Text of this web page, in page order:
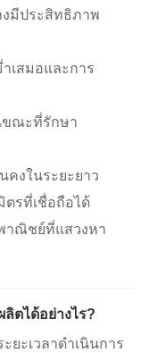
งมีประสิทธิภาพ
เสมอและการ
ขณะที่รักษา
งในระยะยาว
รที่เชื่อถือได้
าณิชย์ที่แสวงหา
ตได้อย่างไร?
ะเวลาดำเนินการ